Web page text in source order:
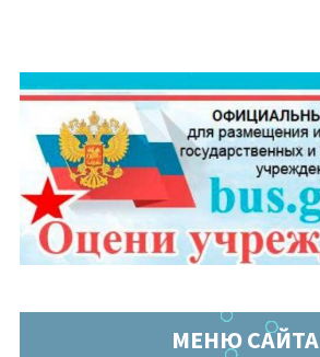
ОСНОВНАЯ
ПАНЕЛЬ
МЕНЮ САЙТА